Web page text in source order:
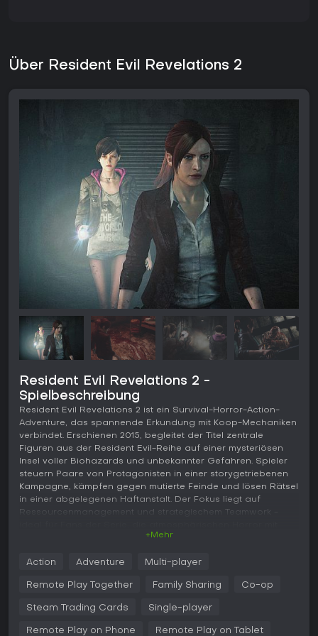
Über Resident Evil Revelations 2
Resident Evil Revelations 2 -
Spielbeschreibung
Resident Evil Revelations 2 ist ein Survival-Horror-Action-
Adventure, das spannende Erkundung mit Koop-Mechaniken
verbindet. Erschienen 2015, begleitet der Titel zentrale
Figuren aus der Resident Evil-Reihe auf einer mysteriösen
Insel voller Biohazards und unbekannter Gefahren. Spieler
steuern Paare von Protagonisten in einer storygetriebenen
Kampagne, kämpfen gegen mutierte Feinde und lösen Rätsel
in einer abgelegenen Haftanstalt. Der Fokus liegt auf
Ressourcenmanagement und strategischem Teamwork -
Gameplay
Im Kern von Resident Evil Revelations 2 stehen Third-Person-
Szenario wechseln Spieler zwischen zwei Charakteren:
während Moira Burton mit der Taschenlampe verborgene
+Mehr
Action Adventure Multi-player
Remote Play Together Family Sharing Co-op
Steam Trading Cards Single-player
Remote Play on Phone Remote Play on Tablet